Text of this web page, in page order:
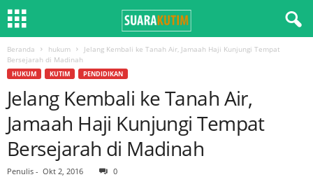
Beranda hukum
Jelang Kembali ke Tanah Air, Jamaah Haji Kunjungi Tempat
Bersejarah di Madinah
HUKUM KUTIM PENDIDIKAN
Jelang Kembali ke Tanah Air,
Jamaah Haji Kunjungi Tempat
Bersejarah di Madinah
Penulis - Okt 2, 2016 0